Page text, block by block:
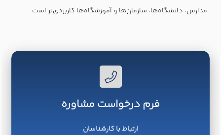
مدارس، دانشگاه‌ها، سازمان‌ها و آموزشگاه‌ها کاربردی‌تر است.
فرم درخواست مشاوره
ارتباط با کارشناسان